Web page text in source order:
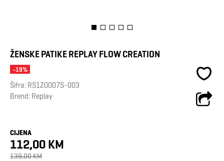
ŽENSKE PATIKE REPLAY FLOW CREATION
-19%
Šifra: RS1Z0007S-003
Brend: Replay
CIJENA
112,00 KM
139,00 KM